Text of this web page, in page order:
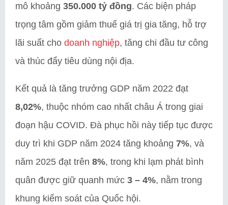
mô khoảng 350.000 tỷ đồng. Các biện pháp
trọng tâm gồm giảm thuế giá trị gia tăng, hỗ trợ
lãi suất cho doanh nghiệp, tăng chi đầu tư công
và thúc đẩy tiêu dùng nội địa.
Kết quả là tăng trưởng GDP năm 2022 đạt
8,02%, thuộc nhóm cao nhất châu Á trong giai
đoạn hậu COVID. Đà phục hồi này tiếp tục được
duy trì khi GDP năm 2024 tăng khoảng 7%, và
năm 2025 đạt trên 8%, trong khi lạm phát bình
quân được giữ quanh mức 3 – 4%, nằm trong
khung kiểm soát của Quốc hội.